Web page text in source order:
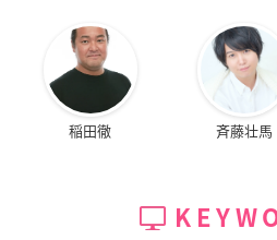
稲田徹 斉藤壮馬